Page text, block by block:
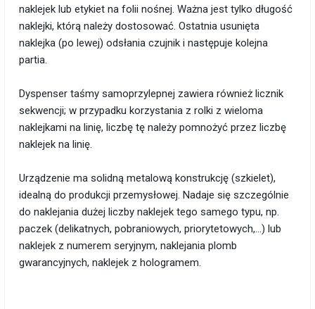
naklejek lub etykiet na folii nośnej. Ważna jest tylko długość
naklejki, którą należy dostosować. Ostatnia usunięta
naklejka (po lewej) odsłania czujnik i następuje kolejna
partia.
Dyspenser taśmy samoprzylepnej zawiera również licznik
sekwencji; w przypadku korzystania z rolki z wieloma
naklejkami na linię, liczbę tę należy pomnożyć przez liczbę
naklejek na linię.
Urządzenie ma solidną metalową konstrukcję (szkielet),
idealną do produkcji przemysłowej. Nadaje się szczególnie
do naklejania dużej liczby naklejek tego samego typu, np.
paczek (delikatnych, pobraniowych, priorytetowych,...) lub
naklejek z numerem seryjnym, naklejania plomb
gwarancyjnych, naklejek z hologramem.